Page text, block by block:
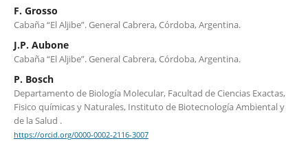
F. Grosso
Cabaña “El Aljibe”. General Cabrera, Córdoba, Argentina.
J.P. Aubone
Cabaña “El Aljibe”. General Cabrera, Córdoba, Argentina.
P. Bosch
Departamento de Biología Molecular, Facultad de Ciencias Exactas,
Fisico químicas y Naturales, Instituto de Biotecnología Ambiental y
de la Salud .
https://orcid.org/0000-0002-2116-3007